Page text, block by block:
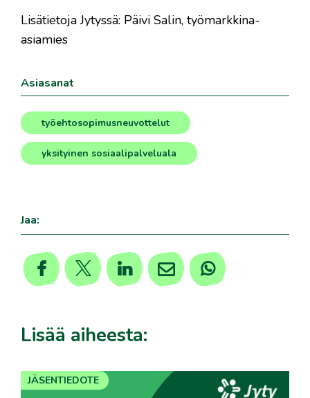
Lisätietoja Jytyssä: Päivi Salin, työmarkkina-
asiamies
Asiasanat
työehtosopimusneuvottelut
, yksityinen sosiaalipalveluala
Jaa:
Lisää aiheesta:
JÄSENTIEDOTE